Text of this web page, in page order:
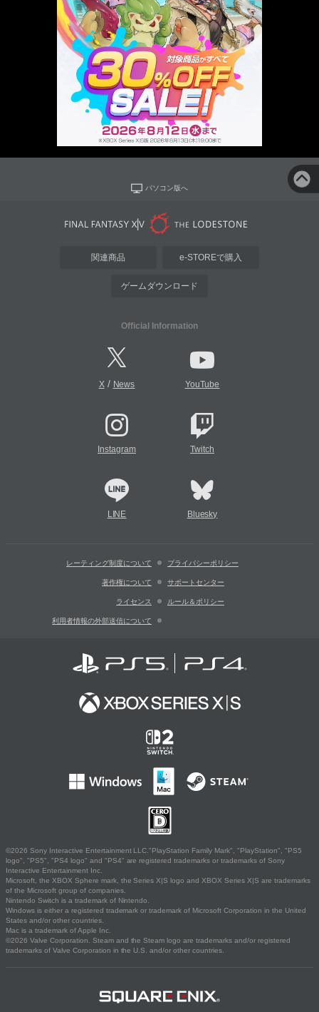
パソコン版へ
関連商品 e-STOREで購入
ゲームダウンロード
Official Information
X/ News YouTube
Instagram Twitch
LINE Bluesky
レーティング制度について プライバシーポリシー
著作権について サポートセンター
ライセンス ルール＆ポリシー
利用者情報の外部送信について
©2026 Sony Interactive Entertainment LLC."PlayStation Family Mark", "PlayStation", "PS5
logo", "PS5", "PS4 logo" and "PS4" are registered trademarks or trademarks of Sony
Interactive Entertainment Inc.
Microsoft, the XBOX Sphere mark, the Series X|S logo and XBOX Series X|S are trademarks
of the Microsoft group of companies.
Nintendo Switch is a trademark of Nintendo.
Windows is either a registered trademark or trademark of Microsoft Corporation in the United
States and/or other countries.
Mac is a trademark of Apple Inc.
©2026 Valve Corporation. Steam and the Steam logo are trademarks and/or registered
trademarks of Valve Corporation in the U.S. and/or other countries.